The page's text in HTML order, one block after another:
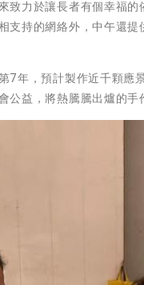
致力於讓長者有個幸福
支持的網絡外，中午還
7年，預計製作近千顆
公益，將熱騰騰出爐的